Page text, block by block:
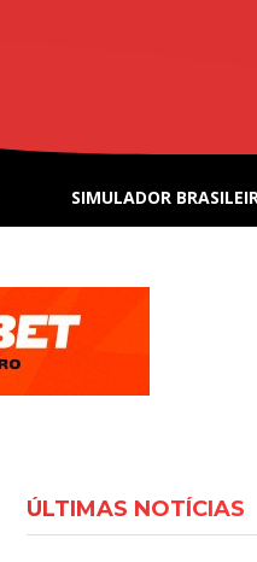
SIMULADOR
ÚLTIMAS NOTÍCIAS